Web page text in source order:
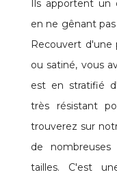
Ils apportent
en ne gênant
Recouvert
ou satiné, vous
est en stratifié
très résistant
trouverez sur
de
tailles. C'est